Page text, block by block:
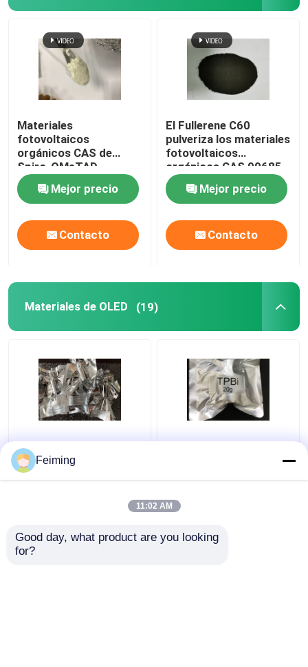
Materiales
fotovoltaicos
orgánicos CAS de
Spiro-OMeTAD
207739-72-8
C81H68N4O8
Mejor precio
Contacto
El Fullerene C60
pulveriza los materiales
fotovoltaicos
orgánicos CAS 99685-
96-8
Mejor precio
Contacto
Materiales de OLED (19)
Captura de electrones
fuerte C30H30N4O2 de
CAS 138372-67-5 de
Minuto blanco 99,0%
exhibición de TPBi
Oled del polvo
Feiming
11:02 AM
Good day, what product are you looking
for?